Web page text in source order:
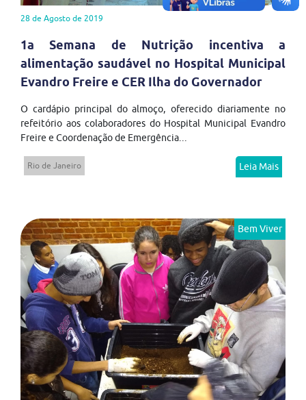
28 de Agosto de 2019
1a Semana de Nutrição incentiva a
alimentação saudável no Hospital Municipal
Evandro Freire e CER Ilha do Governador
O cardápio principal do almoço, oferecido diariamente no
refeitório aos colaboradores do Hospital Municipal Evandro
Freire e Coordenação de Emergência...
Rio de Janeiro Leia Mais
Bem Viver